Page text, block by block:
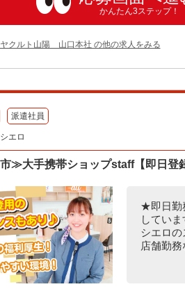
かんたん3ステップ！
クルト山陽 山口本社 の他の求人をみる
派遣社員
エロ
≫大手携帯ショップstaff【即日登
★即日勤
してい
シエロ
店舗勤